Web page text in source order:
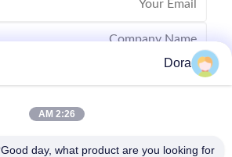
Dora
2:26 AM
Good day, what product are you looking for?